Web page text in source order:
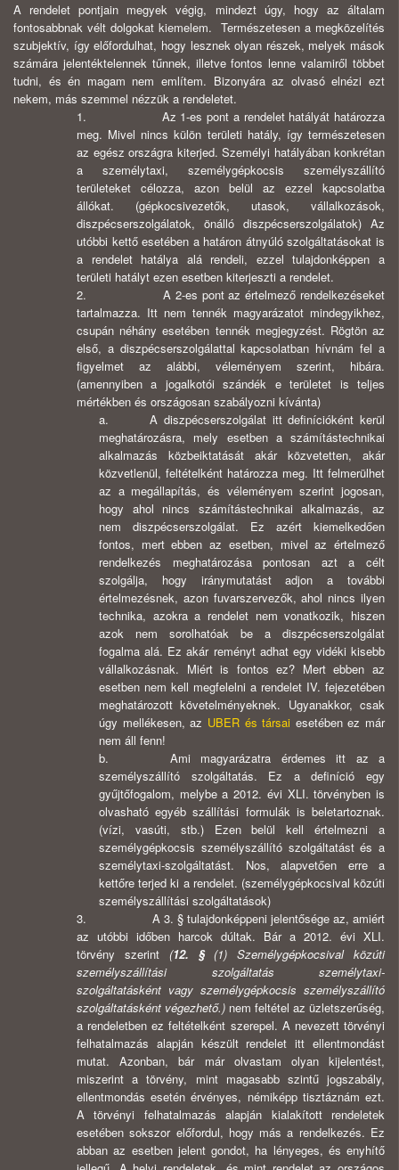
A rendelet pontjain megyek végig, mindezt úgy, hogy az általam
fontosabbnak vélt dolgokat kiemelem. Természetesen a megközelítés
szubjektív, így előfordulhat, hogy lesznek olyan részek, melyek mások
számára jelentéktelennek tűnnek, illetve fontos lenne valamiről többet
tudni, és én magam nem említem. Bizonyára az olvasó elnézi ezt
nekem, más szemmel nézzük a rendeletet.
1. Az 1-es pont a rendelet hatályát határozza
meg. Mivel nincs külön területi hatály, így természetesen
az egész országra kiterjed. Személyi hatályában konkrétan
a személytaxi, személygépkocsis személyszállító
területeket célozza, azon belül az ezzel kapcsolatba
állókat. (gépkocsivezetők, utasok, vállalkozások,
diszpécserszolgálatok, önálló diszpécserszolgálatok) Az
utóbbi kettő esetében a határon átnyúló szolgáltatásokat is
a rendelet hatálya alá rendeli, ezzel tulajdonképpen a
területi hatályt ezen esetben kiterjeszti a rendelet.
2. A 2-es pont az értelmező rendelkezéseket
tartalmazza. Itt nem tennék magyarázatot mindegyikhez,
csupán néhány esetében tennék megjegyzést. Rögtön az
első, a diszpécserszolgálattal kapcsolatban hívnám fel a
figyelmet az alábbi, véleményem szerint, hibára.
(amennyiben a jogalkotói szándék e területet is teljes
mértékben és országosan szabályozni kívánta)
a. A diszpécserszolgálat itt definícióként kerül
meghatározásra, mely esetben a számítástechnikai
alkalmazás közbeiktatását akár közvetetten, akár
közvetlenül, feltételként határozza meg. Itt felmerülhet
az a megállapítás, és véleményem szerint jogosan,
hogy ahol nincs számítástechnikai alkalmazás, az
nem diszpécserszolgálat. Ez azért kiemelkedően
fontos, mert ebben az esetben, mivel az értelmező
rendelkezés meghatározása pontosan azt a célt
szolgálja, hogy iránymutatást adjon a további
értelmezésnek, azon fuvarszervezők, ahol nincs ilyen
technika, azokra a rendelet nem vonatkozik, hiszen
azok nem sorolhatóak be a diszpécserszolgálat
fogalma alá. Ez akár reményt adhat egy vidéki kisebb
vállalkozásnak. Miért is fontos ez? Mert ebben az
esetben nem kell megfelelni a rendelet IV. fejezetében
meghatározott követelményeknek. Ugyanakkor, csak
úgy mellékesen, az UBER és társai esetében ez már
nem áll fenn!
b. Ami magyarázatra érdemes itt az a
személyszállító szolgáltatás. Ez a definíció egy
gyűjtőfogalom, melybe a 2012. évi XLI. törvényben is
olvasható egyéb szállítási formulák is beletartoznak.
(vízi, vasúti, stb.) Ezen belül kell értelmezni a
személygépkocsis személyszállító szolgáltatást és a
személytaxi-szolgáltatást. Nos, alapvetően erre a
kettőre terjed ki a rendelet. (személygépkocsival közúti
személyszállítási szolgáltatások)
3. A 3. § tulajdonképpeni jelentősége az, amiért
az utóbbi időben harcok dúltak. Bár a 2012. évi XLI.
törvény szerint (12. §(1) Személygépkocsival közúti
személyszállítási szolgáltatás személytaxi-
szolgáltatásként vagy személygépkocsis személyszállító
szolgáltatásként végezhető.) nem feltétel az üzletszerűség,
a rendeletben ez feltételként szerepel. A nevezett törvényi
felhatalmazás alapján készült rendelet itt ellentmondást
mutat. Azonban, bár már olvastam olyan kijelentést,
miszerint a törvény, mint magasabb szintű jogszabály,
ellentmondás esetén érvényes, némiképp tisztáznám ezt.
A törvényi felhatalmazás alapján kialakított rendeletek
esetében sokszor előfordul, hogy más a rendelkezés. Ez
abban az esetben jelent gondot, ha lényeges, és enyhítő